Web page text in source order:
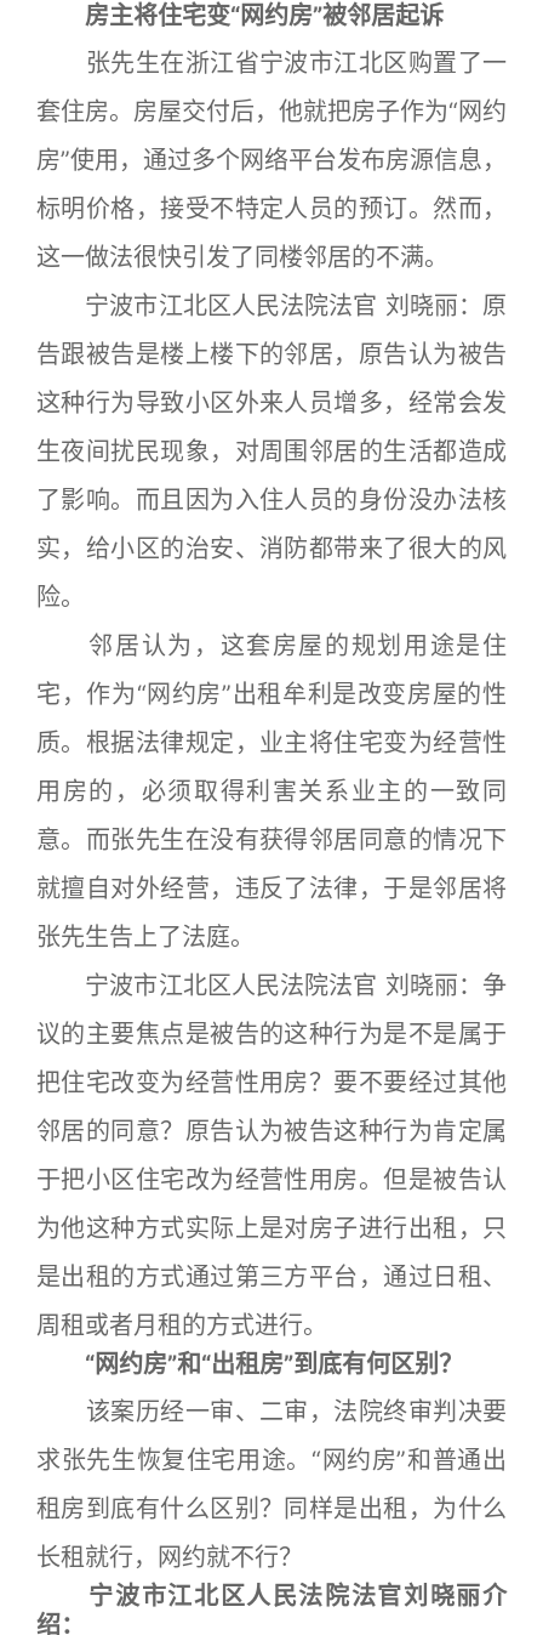
房主将住宅变“网约房”被邻居起诉
张先生在浙江省宁波市江北区购置了一
套住房。房屋交付后，他就把房子作为“网约
房”使用，通过多个网络平台发布房源信息，
标明价格，接受不特定人员的预订。然而，
这一做法很快引发了同楼邻居的不满。
宁波市江北区人民法院法官 刘晓丽：原
告跟被告是楼上楼下的邻居，原告认为被告
这种行为导致小区外来人员增多，经常会发
生夜间扰民现象，对周围邻居的生活都造成
了影响。而且因为入住人员的身份没办法核
实，给小区的治安、消防都带来了很大的风
险。
邻居认为，这套房屋的规划用途是住
宅，作为“网约房”出租牟利是改变房屋的性
质。根据法律规定，业主将住宅变为经营性
用房的，必须取得利害关系业主的一致同
意。而张先生在没有获得邻居同意的情况下
就擅自对外经营，违反了法律，于是邻居将
张先生告上了法庭。
宁波市江北区人民法院法官 刘晓丽：争
议的主要焦点是被告的这种行为是不是属于
把住宅改变为经营性用房？要不要经过其他
邻居的同意？原告认为被告这种行为肯定属
于把小区住宅改为经营性用房。但是被告认
为他这种方式实际上是对房子进行出租，只
是出租的方式通过第三方平台，通过日租、
周租或者月租的方式进行。
“网约房”和“出租房”到底有何区别？
该案历经一审、二审，法院终审判决要
求张先生恢复住宅用途。“网约房”和普通出
租房到底有什么区别？同样是出租，为什么
长租就行，网约就不行？
宁波市江北区人民法院法官刘晓丽介
绍：